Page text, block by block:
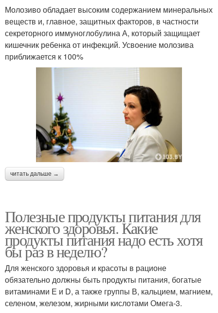
Моло­зиво обладает высоким содержанием минеральных
веществ и, главное, защитных факторов, в частности
секреторного иммуноглобулина А, который защищает
кишечник ребенка от инфекций. Усвоение молозива
приближается к 100%
читать дальше →
Полезные продукты питания для
женского здоровья. Какие
продукты питания надо есть хотя
бы раз в неделю?
Для женского здоровья и красоты в рационе
обязательно должны быть продукты питания, богатые
витаминами Е и D, а также группы В, кальцием, магнием,
селеном, железом, жирными кислотами Омега-3.